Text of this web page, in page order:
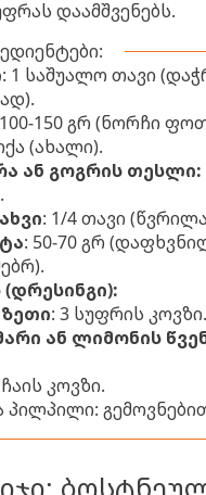
დაამშვენებს.
: 1 საშუალო თავი
150 გრ (ნორჩი
(ახალი).
ან გოგრის თესლი:
: 1/4 თავი
: 50-70 გრ
: 3 სუფრის კოვზი.
ან ლიმონის
ჩაის კოვზი.